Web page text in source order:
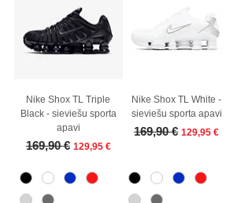
Nike Shox TL Triple
Black - sieviešu sporta
apavi
Parastā cena
169,90 € Izpārdošanas cena
129,95 €
Nike Shox TL White -
sieviešu sporta apavi
Parastā cena
169,90 € Izpārdošanas
129,95 €